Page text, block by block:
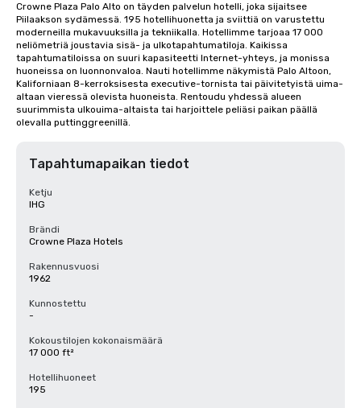
Crowne Plaza Palo Alto on täyden palvelun hotelli, joka sijaitsee
Piilaakson sydämessä. 195 hotellihuonetta ja sviittiä on varustettu
moderneilla mukavuuksilla ja tekniikalla. Hotellimme tarjoaa 17 000
neliömetriä joustavia sisä- ja ulkotapahtumatiloja. Kaikissa
tapahtumatiloissa on suuri kapasiteetti Internet-yhteys, ja monissa
huoneissa on luonnonvaloa. Nauti hotellimme näkymistä Palo Altoon,
Kaliforniaan 8-kerroksisesta executive-tornista tai päivitetyistä uima-
altaan vieressä olevista huoneista. Rentoudu yhdessä alueen
suurimmista ulkouima-altaista tai harjoittele peliäsi paikan päällä
olevalla puttinggreenillä.
Tapahtumapaikan tiedot
Ketju
IHG
Brändi
Crowne Plaza Hotels
Rakennusvuosi
1962
Kunnostettu
-
Kokoustilojen kokonaismäärä
17 000 ft²
Hotellihuoneet
195